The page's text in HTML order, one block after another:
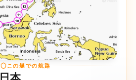
この艇での航路